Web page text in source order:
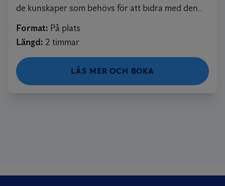
de kunskaper som behövs för att bidra med den
livsviktiga tidiga insatsen som kan rädda ett liv.
Format: På plats
Längd: 2 timmar
LÄS MER OCH BOKA